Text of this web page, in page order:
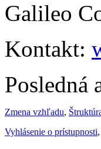
Galileo
Kontakt:
Posledná
Zmena vzhľadu,
Vyhlásenie o prístupnosti,